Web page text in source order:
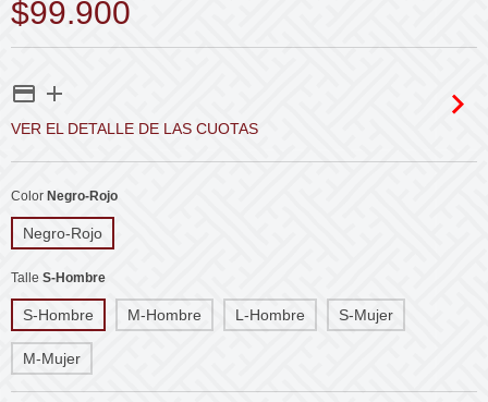
$99.900
VER EL DETALLE DE LAS CUOTAS
Color Negro-Rojo
Negro-Rojo
Talle S-Hombre
S-Hombre M-Hombre L-Hombre S-Mujer
M-Mujer